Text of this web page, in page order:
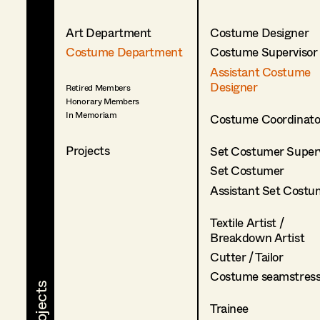
Art Department
Costume Department
Retired Members
Honorary Members
In Memoriam
Projects
Costume Designer
Costume Supervisor
Assistant Costume
Designer
Costume
Set Costumer
Set Costumer
Assistant Set
Textile Artist /
Breakdown Artist
Cutter / Tailor
Costume
Trainee